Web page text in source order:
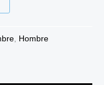
Hombre